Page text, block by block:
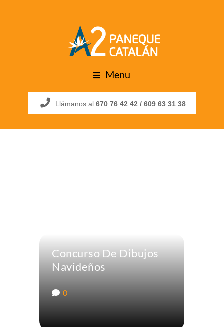
Menu
Llámanos al 670 76 42 42 / 609 63 31 38
Concurso De Dibujos
Navideños
0